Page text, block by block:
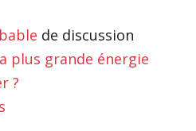
de discussion
plus grande énergie
?